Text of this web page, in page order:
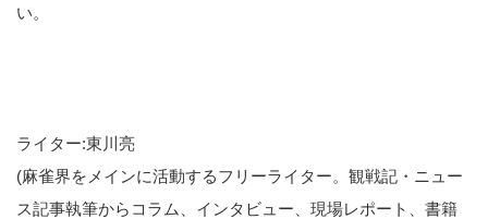
い。
ライター:東川亮
(麻雀界をメインに活動するフリーライター。観戦記・ニュー
ス記事執筆からコラム、インタビュー、現場レポート、書籍